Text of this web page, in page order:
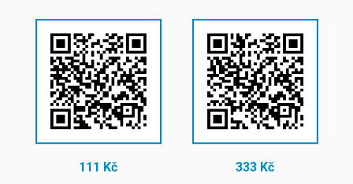
111 Kč 333 Kč